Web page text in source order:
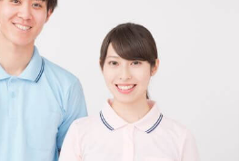
風通しの良い職場環境で働きたい』
にとって、理想的な職場です。転職
オブ介護が全面サポート。求人情報
て無料で行っており、LINEやメー
可能です。非公開求人も取り扱って
軽にお問い合わせください。あなた
ちと一緒に踏み出しましょう。